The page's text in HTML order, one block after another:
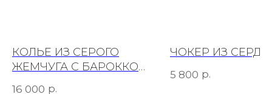
КОЛЬЕ ИЗ СЕРОГО
ЖЕМЧУГА С БАРОККО
16 000 р.
ЧОКЕР ИЗ
5 800 р.